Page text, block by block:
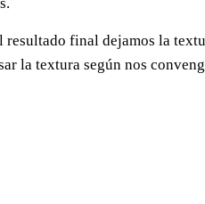
resultado final dejamos la
la textura según nos